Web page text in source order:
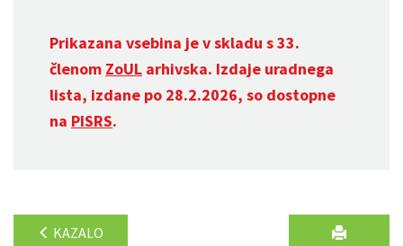
Prikazana vsebina je v skladu s 33.
členom ZoUL arhivska. Izdaje uradnega
lista, izdane po 28.2.2026, so dostopne
na PISRS.
KAZALO